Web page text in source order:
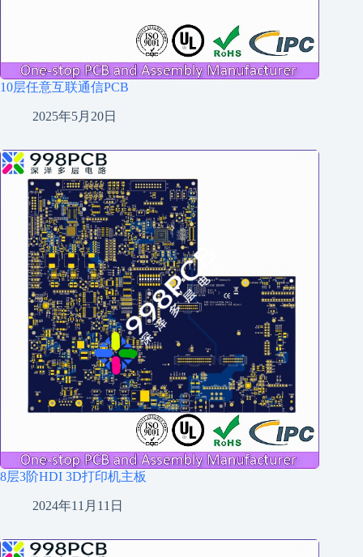
10层任意互联通信PCB
2025年5月20日
8层3阶HDI 3D打印机主板
2024年11月11日